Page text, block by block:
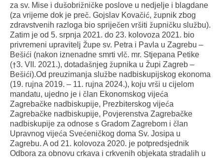
za sv. Mise i dušobrižničke poslove u nedjelje i blagdane
(za vrijeme dok je preč. Gojslav Kovačić, župnik zbog
zdravstvenih razloga bio spriječen vršiti župničku službu).
Zatim je od 5. srpnja 2021. do 23. kolovoza 2021. bio
privremeni upravitelj Župe sv. Petra i Pavla u Zagrebu –
Bešići (nakon iznenadne smrti vlč. mr. Stjepana Petike
(†3. VII. 2021.), dotadašnjeg župnika u Župi Zagreb –
Bešići).Od preuzimanja službe nadbiskupijskog ekonoma
(19. rujna 2019. – 11. rujna 2024.), koju vrši u cijelom
mandatu, ujedno je i član Ekonomskog vijeća
Zagrebačke nadbiskupije, Prezbiterskog vijeća
Zagrebačke nadbiskupije, Povjerenstva Zagrebačke
nadbiskupije za odnose s Gradom Zagrebom i član
Upravnog vijeća Svećeničkog doma Sv. Josipa u
Zagrebu. A od 21. kolovoza 2020. je potpredsjednik
Odbora za obnovu crkava i crkvenih objekata stradalih u